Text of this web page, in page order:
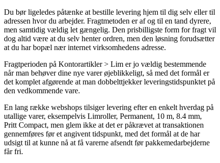
Du bør ligeledes påtænke at bestille levering hjem til dig selv eller til
adressen hvor du arbejder. Fragtmetoden er af og til en tand dyrere,
men samtidig vældig let gængelig. Den prisbilligste form for fragt vil
dog altid være at du selv henter ordren, men den løsning forudsætter
at du har bopæl nær internet virksomhedens adresse.
Fragtperioden på Kontorartikler > Lim er jo vældig bestemmende
når man behøver dine nye varer øjeblikkeligt, så med det formål er
det komplet afgørende at man dobbelttjekker leveringstidspunktet på
den vedkommende vare.
En lang række webshops tilsiger levering efter en enkelt hverdag på
utallige varer, eksempelvis Limroller, Permanent, 10 m, 8.4 mm,
Pritt Compact, men glem ikke at det er påkrævet at transaktionen
gennemføres før et angivent tidspunkt, med det formål at de har
udsigt til at kunne nå at få varerne afsendt før pakkemedarbejderne
får fri.